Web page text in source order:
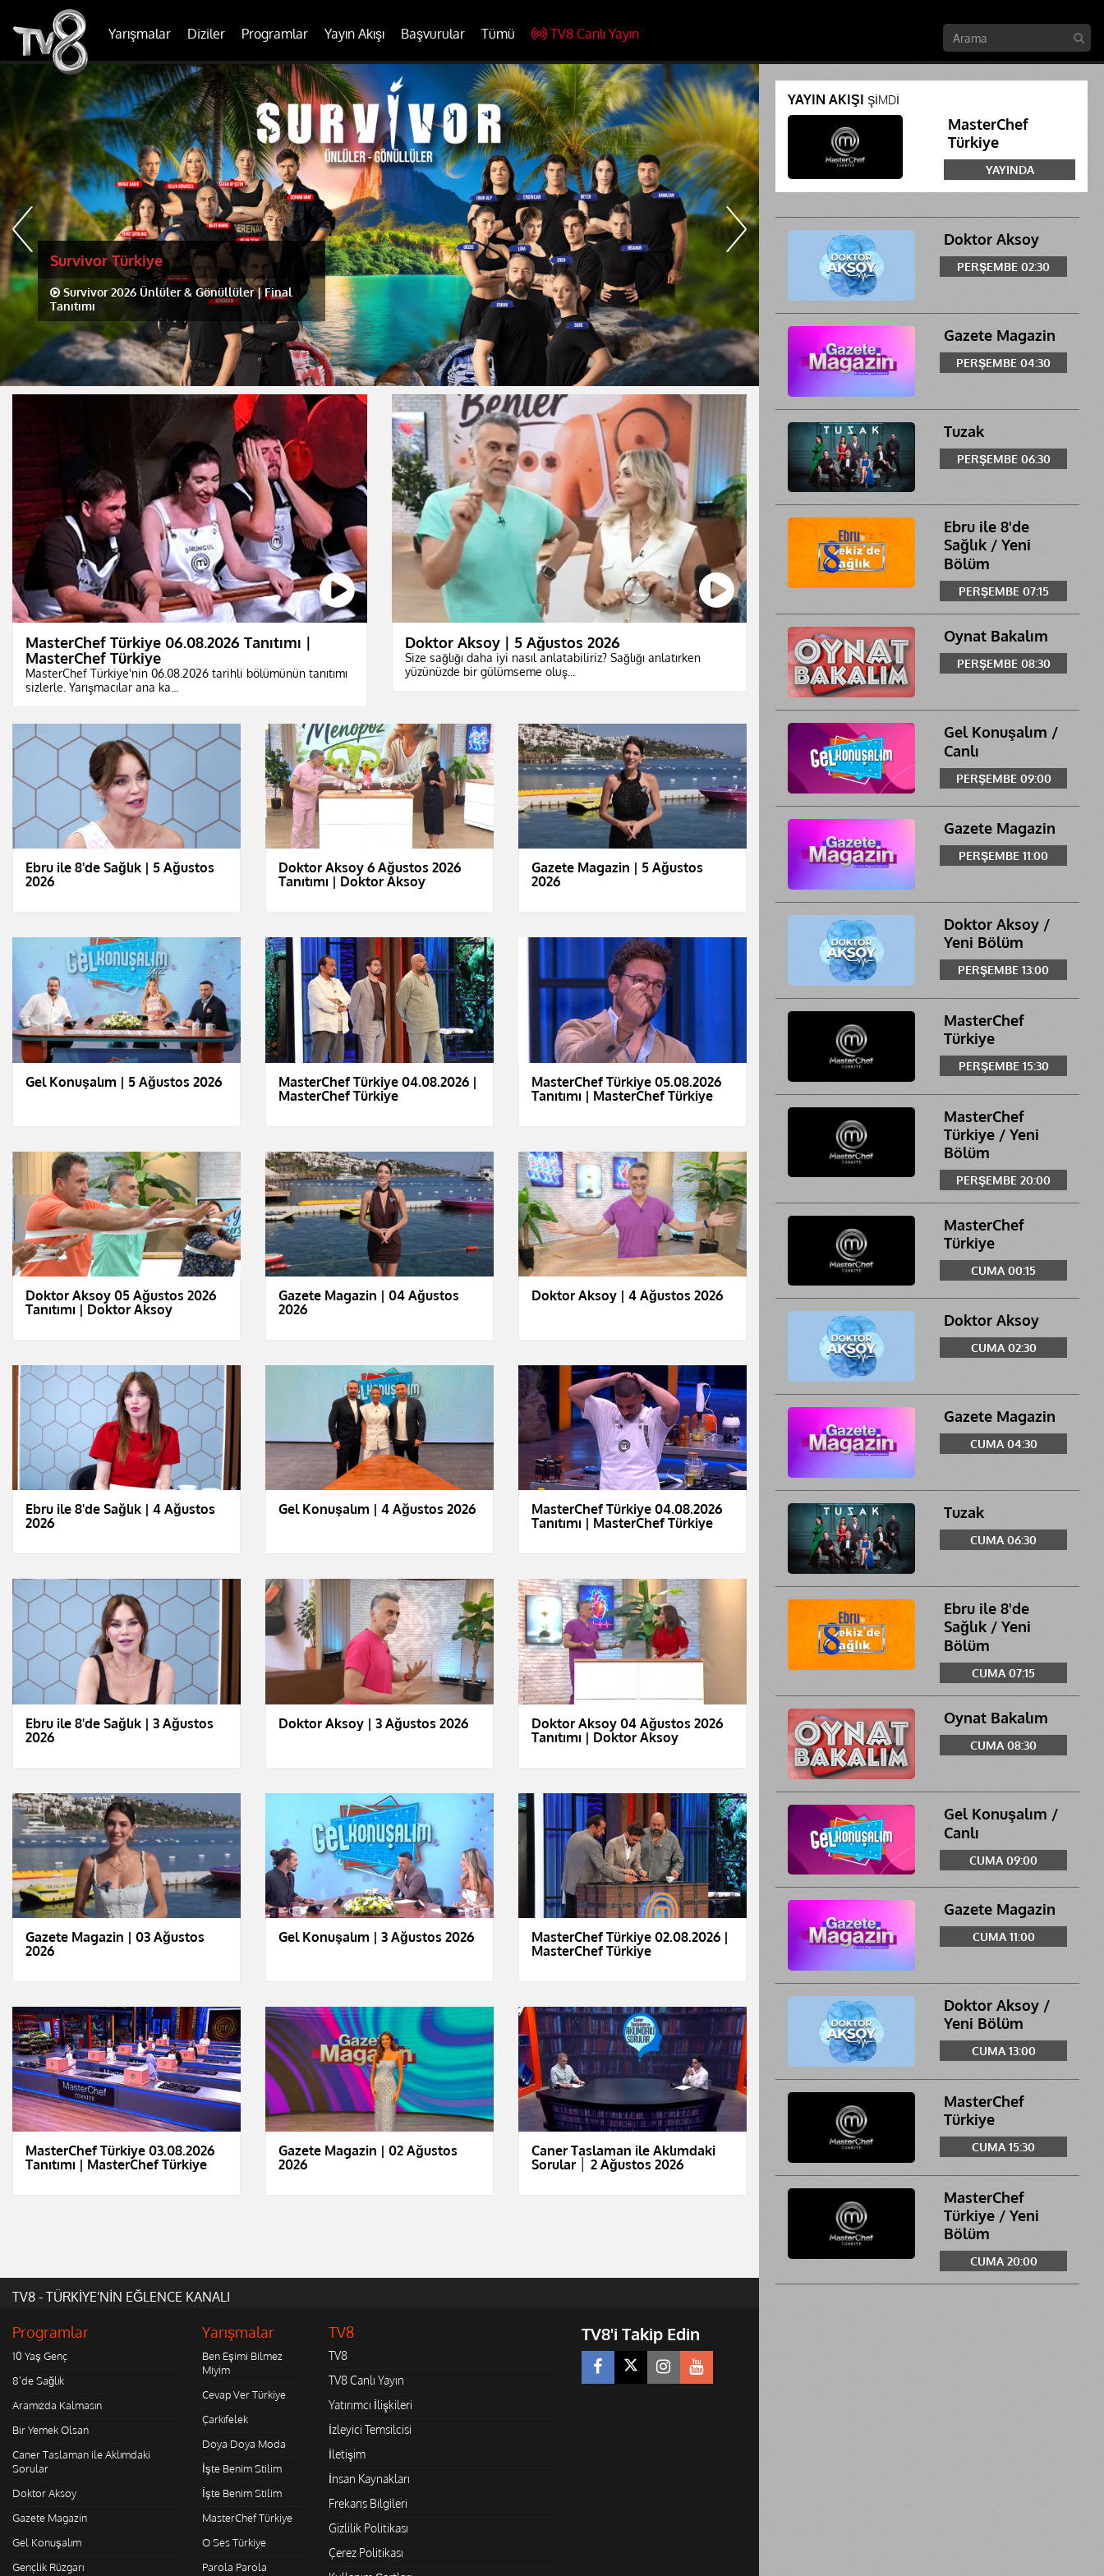
Yarışmalar Diziler Programlar Yayın Akışı Başvurular Tümü TV8 Canlı Yayın
YAYIN AKIŞI ŞİMDİ
MasterChef
Türkiye
YAYINDA
Doktor Aksoy
PERŞEMBE 02:30
Gazete Magazin
PERŞEMBE 04:30
Tuzak
PERŞEMBE 06:30
Ebru ile 8'de
Sağlık / Yeni
Bölüm
PERŞEMBE 07:15
Oynat Bakalım
PERŞEMBE 08:30
Gel Konuşalım /
Canlı
PERŞEMBE 09:00
Gazete Magazin
PERŞEMBE 11:00
Doktor Aksoy /
Yeni Bölüm
PERŞEMBE 13:00
MasterChef
Türkiye
PERŞEMBE 15:30
MasterChef
Türkiye / Yeni
Bölüm
PERŞEMBE 20:00
MasterChef
Türkiye
CUMA 00:15
Doktor Aksoy
CUMA 02:30
Gazete Magazin
CUMA 04:30
Tuzak
CUMA 06:30
Ebru ile 8'de
Sağlık / Yeni
Bölüm
CUMA 07:15
Oynat Bakalım
CUMA 08:30
Gel Konuşalım /
Canlı
CUMA 09:00
Gazete Magazin
CUMA 11:00
Doktor Aksoy /
Yeni Bölüm
CUMA 13:00
MasterChef
Türkiye
CUMA 15:30
MasterChef
Türkiye / Yeni
Bölüm
CUMA 20:00
Survivor Türkiye
Survivor 2026 Ünlüler & Gönüllüler | Final
Tanıtımı
Zuhal Topal'la Yemekteyiz 1069. Bölüm
Tanıtımı
MasterChef Türkiye 06.08.2026 Tanıtımı |
MasterChef Türkiye
MasterChef Türkiye'nin 06.08.2026 tarihli bölümünün tanıtımı
sizlerle. Yarışmacılar ana ka...
Doktor Aksoy | 5 Ağustos 2026
Size sağlığı daha iyi nasıl anlatabiliriz? Sağlığı anlatırken
yüzünüzde bir gülümseme oluş...
Ebru ile 8'de Sağlık | 5 Ağustos
2026
Doktor Aksoy 6 Ağustos 2026
Tanıtımı | Doktor Aksoy
Gazete Magazin | 5 Ağustos
2026
Gel Konuşalım | 5 Ağustos 2026
MasterChef Türkiye 04.08.2026 |
MasterChef Türkiye
MasterChef Türkiye 05.08.2026
Tanıtımı | MasterChef Türkiye
Doktor Aksoy 05 Ağustos 2026
Tanıtımı | Doktor Aksoy
Gazete Magazin | 04 Ağustos
2026
Doktor Aksoy | 4 Ağustos 2026
Ebru ile 8'de Sağlık | 4 Ağustos
2026
Gel Konuşalım | 4 Ağustos 2026
MasterChef Türkiye 04.08.2026
Tanıtımı | MasterChef Türkiye
Ebru ile 8'de Sağlık | 3 Ağustos
2026
Doktor Aksoy | 3 Ağustos 2026
Doktor Aksoy 04 Ağustos 2026
Tanıtımı | Doktor Aksoy
Gazete Magazin | 03 Ağustos
2026
Gel Konuşalım | 3 Ağustos 2026
MasterChef Türkiye 02.08.2026 |
MasterChef Türkiye
MasterChef Türkiye 03.08.2026
Tanıtımı | MasterChef Türkiye
Gazete Magazin | 02 Ağustos
2026
Caner Taslaman ile Aklımdaki
Sorular │ 2 Ağustos 2026
TV8 - TÜRKİYE'NİN EĞLENCE KANALI
Programlar
10 Yaş Genç
8'de Sağlık
Aramızda Kalmasın
Bir Yemek Olsan
Caner Taslaman ile Aklımdaki
Sorular
Doktor Aksoy
Gazete Magazin
Gel Konuşalım
Gençlik Rüzgarı
Yarışmalar
Ben Eşimi Bilmez
Miyim
Cevap Ver Türkiye
Çarkıfelek
Doya Doya Moda
İşte Benim Stilim
İşte Benim Stilim
MasterChef Türkiye
O Ses Türkiye
Parola Parola
TV8
TV8
TV8 Canlı Yayın
Yatırımcı İlişkileri
İzleyici Temsilcisi
İletişim
İnsan Kaynakları
Frekans Bilgileri
Gizlilik Politikası
Çerez Politikası
TV8'i Takip Edin